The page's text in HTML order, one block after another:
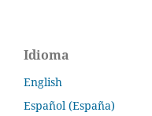
Idioma
English
Español (España)